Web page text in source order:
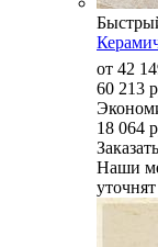
от 42
60 213
18 064
Наши